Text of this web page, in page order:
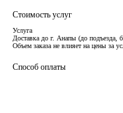
Стоимость услуг
Услуга
Доставка до г. Анапы (до подъезда,
Объем заказа не влияет на цены за
Способ оплаты